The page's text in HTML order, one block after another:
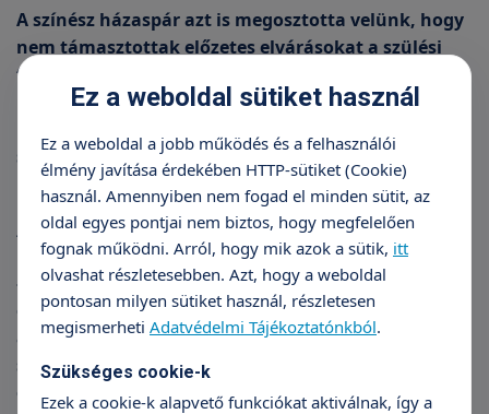
A színész házaspár azt is megosztotta velünk, hogy
nem támasztottak előzetes elvárásokat a szülési
folyamathoz, jóval inkább az volt a megközelítésük,
hogy nem ragaszkodtak semmihez, viszont
szülészorvosuknak és szülésznőjüknek
köszönhetően (legyen szó a vízben vajúdás
lehetőségéről, vagy épp a különböző
fájdalomcsillapítási módokról).
– Az volt az elképzelésünk, hogy ne legyen
elképzelésünk – mondta mosolyogva a színésznő,
aki arra tréningezte magát, hogy bár természetes
szülést szeretne, akkor sem lesz semmi gond, ha
császár lesz belőle.
Ez a weboldal sütiket használ
Ez a weboldal a jobb működés és a felhasználói
élmény javítása érdekében HTTP-sütiket (Cookie)
használ. Amennyiben nem fogad el minden sütit, az
oldal egyes pontjai nem biztos, hogy megfelelően
fognak működni. Arról, hogy mik azok a sütik, itt
olvashat részletesebben. Azt, hogy a weboldal
pontosan milyen sütiket használ, részletesen
megismerheti Adatvédelmi Tájékoztatónkból.
Szükséges cookie-k
Ezek a cookie-k alapvető funkciókat aktiválnak, így a